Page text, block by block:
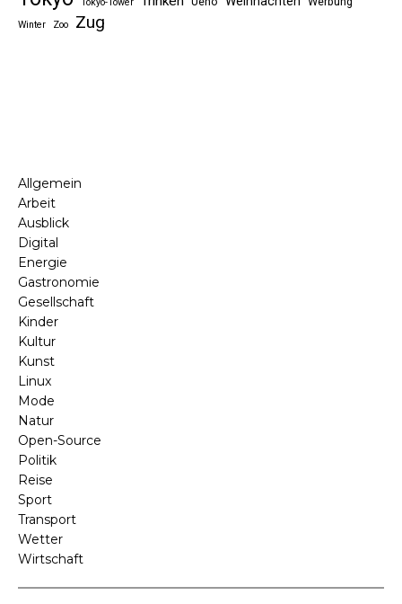
Winter Zoo Zug
Allgemein
Arbeit
Ausblick
Digital
Energie
Gastronomie
Gesellschaft
Kinder
Kultur
Kunst
Linux
Mode
Natur
Open-Source
Politik
Reise
Sport
Transport
Wetter
Wirtschaft